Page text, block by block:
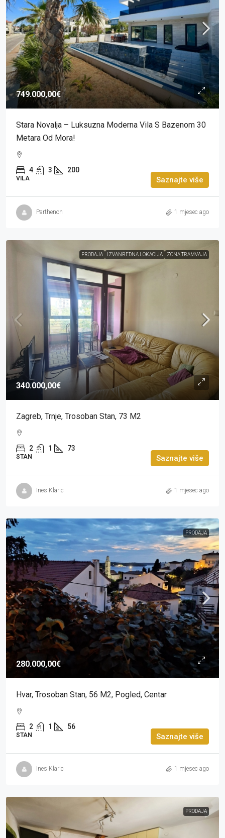
749.000,00€
Stara Novalja – Luksuzna Moderna Vila S Bazenom 30
Metara Od Mora!
4 3 200
VILA Saznajte više
Parthenon 1 mjesec ago
PRODAJA IZVANREDNA LOKACIJA ZONA TRAMVAJA
340.000,00€
Zagreb, Trnje, Trosoban Stan, 73 M2
2 1 73
STAN Saznajte više
Ines Klaric 1 mjesec ago
PRODAJA
280.000,00€
Hvar, Trosoban Stan, 56 M2, Pogled, Centar
2 1 56
STAN Saznajte više
Ines Klaric 1 mjesec ago
PRODAJA